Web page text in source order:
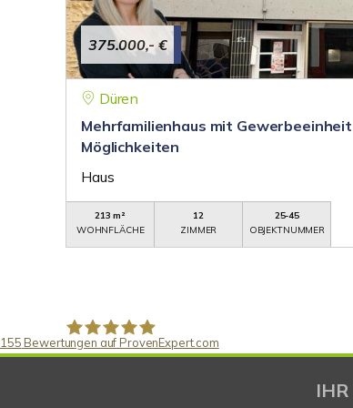
375.000,- €
Düren
Mehrfamilienhaus mit
Möglichkeiten
Haus
213 m²
WOHNFLÄCHE
12
ZIMMER
25-45
OBJEKTNUMMER
155 Bewertungen auf ProvenExpert.com